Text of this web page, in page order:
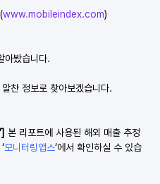
www.mobileindex.com)
아봤습니다.
찬 정보로 찾아보겠습니다.
본 리포트에 사용된 해외 매출 추정
모니터링앱스‘에서 확인하실 수 있습